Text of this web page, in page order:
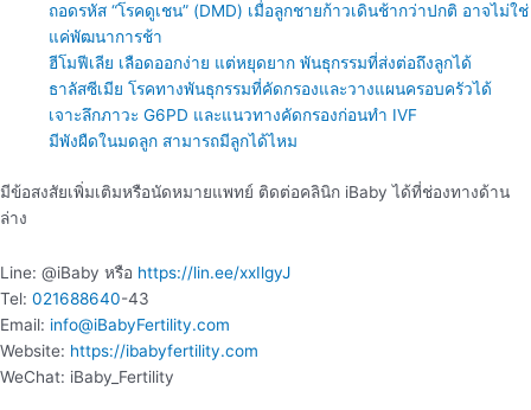
ถอดรหัส “โรคดูเชน” (DMD) เมื่อลูกชายก้าวเดินช้ากว่าปกติ อาจไม่ใช่
แค่พัฒนาการช้า
ฮีโมฟีเลีย เลือดออกง่าย แต่หยุดยาก พันธุกรรมที่ส่งต่อถึงลูกได้
ธาลัสซีเมีย โรคทางพันธุกรรมที่คัดกรองและวางแผนครอบครัวได้
เจาะลึกภาวะ G6PD และแนวทางคัดกรองก่อนทำ IVF
มีพังผืดในมดลูก สามารถมีลูกได้ไหม
มีข้อสงสัยเพิ่มเติมหรือนัดหมายแพทย์ ติดต่อคลินิก iBaby ได้ที่ช่องทางด้าน
ล่าง
Line: @iBaby หรือ https://lin.ee/xxIlgyJ​
Tel: 021688640-43
Email: info@iBabyFertility.com
Website: https://ibabyfertility.com
WeChat: iBaby_Fertility